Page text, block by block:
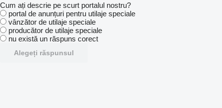
Cum ați descrie pe scurt portalul nostru?
portal de anunțuri pentru utilaje speciale
vânzător de utilaje speciale
producător de utilaje speciale
nu există un răspuns corect
Alegeți răspunsul